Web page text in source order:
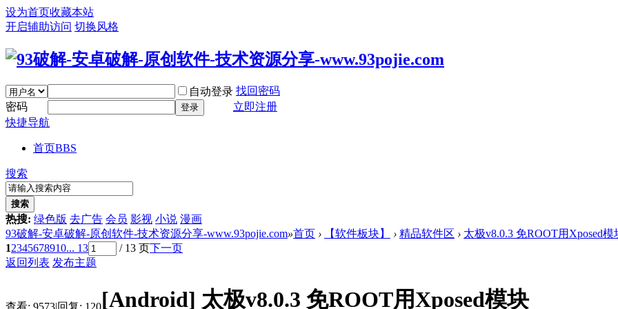
设为首页收藏本站
开启辅助访问 切换风格
自动登录 找回密码
密码
登录
立即注册
快捷导航
首页BBS
搜索
搜索
热搜: 绿色版 去广告 会员 影视 小说 漫画
93破解-安卓破解-原创软件-技术资源分享-www.93pojie.com»首页 › 【软件板块】 › 精品软件区 › 太极v8.0.3 免ROOT用Xposed模
12345678910... 13 / 13 页下一页
返回列表 发布主题
查看: 9573|回复: 120[Android] 太极v8.0.3 免ROOT用Xposed模块